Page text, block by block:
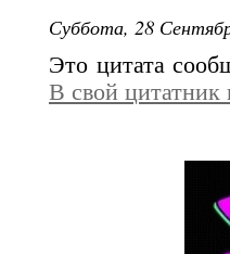
Суббота, 28
Это цитата
В свой цитатник